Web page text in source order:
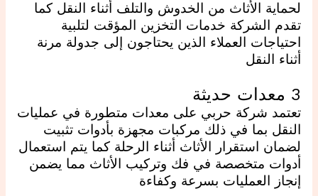
لحماية الأثاث من الخدوش والتلف أثناء النقل كما
تقدم الشركة خدمات التخزين المؤقت لتلبية
احتياجات العملاء الذين يحتاجون إلى جدولة مرنة
أثناء النقل
3 معدات حديثة
تعتمد شركة حربي على معدات متطورة في عمليات
النقل بما في ذلك مركبات مجهزة بأدوات تثبيت
لضمان استقرار الأثاث أثناء الرحلة كما يتم استعمال
أدوات متخصصة في فك وتركيب الأثاث مما يضمن
إنجاز العمليات بسرعة وكفاءة